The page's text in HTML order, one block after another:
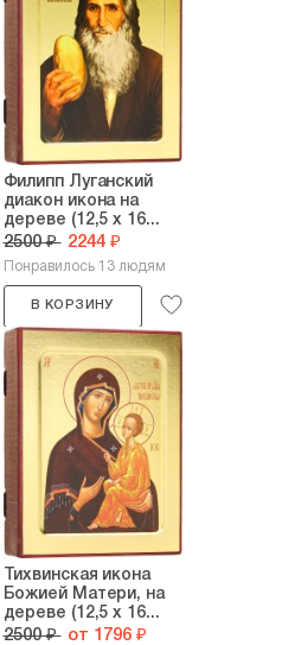
Филипп Луганский
диакон икона на
дереве (12,5 х 16...
2500 ₽ 2244 ₽
Понравилось 13 людям
В КОРЗИНУ
Тихвинская икона
Божией Матери, на
дереве (12,5 х 16...
2500 ₽ от 1796 ₽